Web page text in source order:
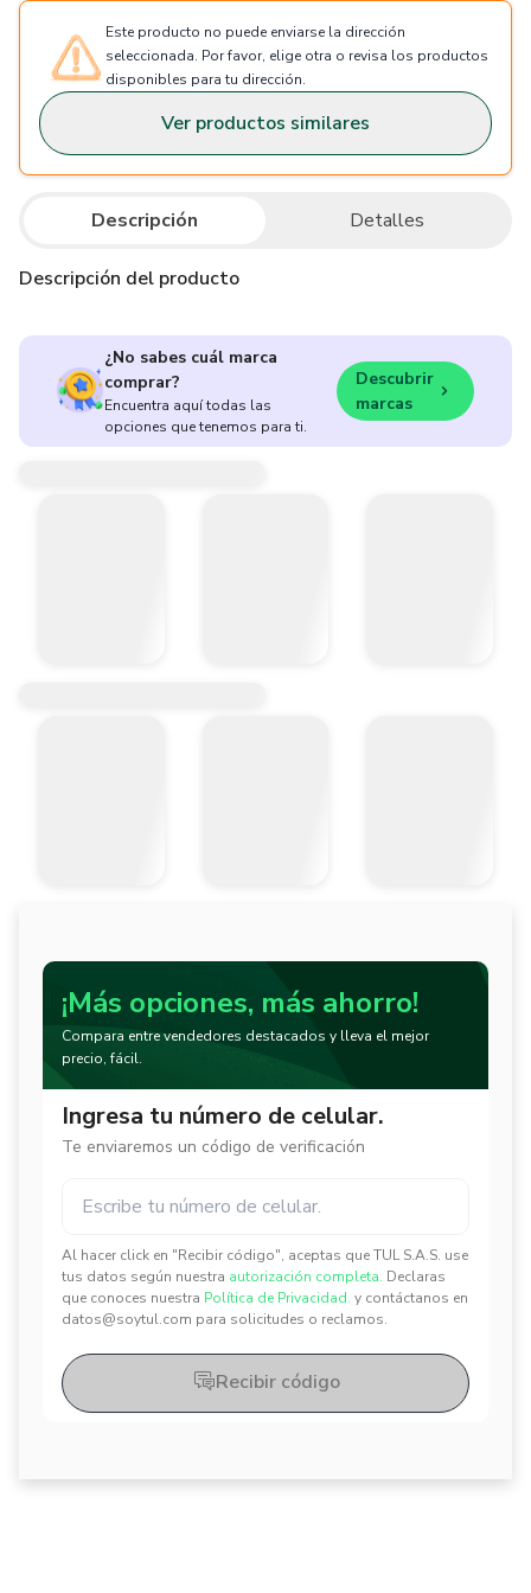
Este producto no puede enviarse la dirección
seleccionada. Por favor, elige otra o revisa los productos
disponibles para tu dirección.
Ver productos similares
Descripción Detalles
Descripción del producto
¿No sabes cuál marca
comprar?
Encuentra aquí todas las
opciones que tenemos para ti.
Descubrir
marcas
¡Más opciones, más ahorro!
Compara entre vendedores destacados y lleva el mejor
precio, fácil.
Ingresa tu número de celular.
Te enviaremos un código de verificación
Al hacer click en "Recibir código", aceptas que TUL S.A.S. use
tus datos según nuestra autorización completa. Declaras
que conoces nuestra Política de Privacidad. y contáctanos en
datos@soytul.com para solicitudes o reclamos.
✕
✕
Recibir código